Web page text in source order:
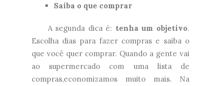
Saiba o que comprar
A segunda dica é: tenha um objetivo.
Escolha dias para fazer compras e saiba o
que você quer comprar. Quando a gente vai
ao supermercado com uma lista de
compras,economizamos muito mais. Na